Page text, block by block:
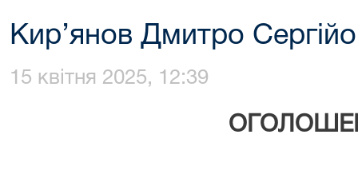
Кир’янов Дмитро
15 квітня 2025, 12:39